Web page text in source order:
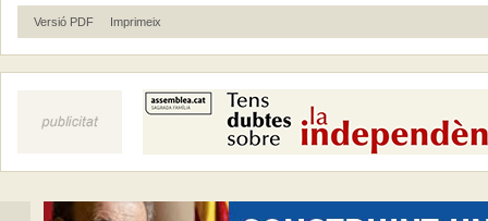
Versió PDF Imprimeix